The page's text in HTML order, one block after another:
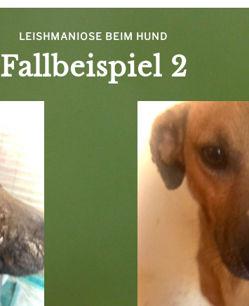
LEISHMANIOSE BEIM HUND
Fallbeispiel 2